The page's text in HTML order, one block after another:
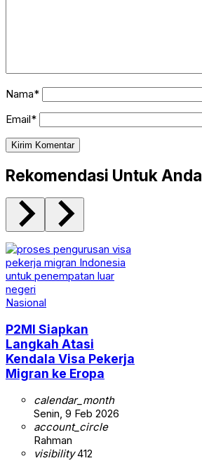
Nama*
Email*
Rekomendasi Untuk Anda
Nasional
P2MI Siapkan
Langkah Atasi
Kendala Visa Pekerja
Migran ke Eropa
calendar_month
Senin, 9 Feb 2026
account_circle
Rahman
visibility412